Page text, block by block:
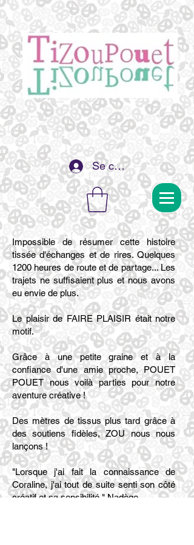
Se connecter
Impossible de résumer cette histoire
tissée d'échanges et de rires. Quelques
1200 heures de route et de partage... Les
trajets ne suffisaient plus et nous avons
eu envie de plus.
Le plaisir de FAIRE PLAISIR était notre
motif.
Grâce à une petite graine et à la
confiance d'une amie proche, POUET
POUET nous voilà parties pour notre
aventure créative !
Des mètres de tissus plus tard grâce à
des soutiens fidèles, ZOU nous nous
lançons !
"Lorsque j'ai fait la connaissance de
Coraline, j'ai tout de suite senti son côté
créatif et sa sensibilité." Nadège